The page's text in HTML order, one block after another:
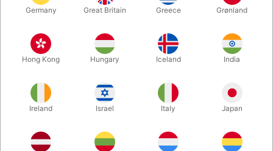
Germany Great Britain Greece Grønland
Hong Kong Hungary Iceland India
Ireland Israel Italy Japan